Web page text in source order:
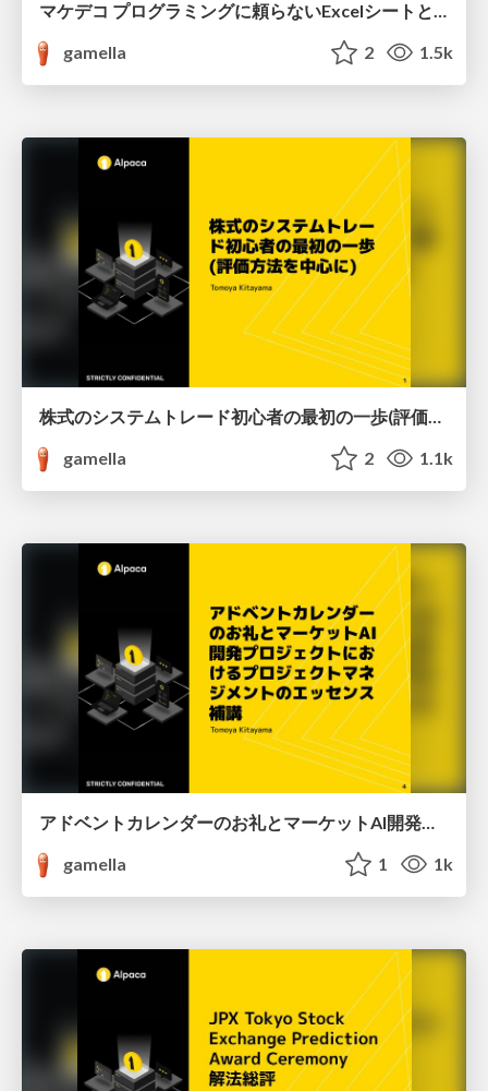
gamella
2 1.5k
株式のシステムトレード初心者の最初の一歩(評価方法を中心に)
gamella
2 1.1k
アドベントカレンダーのお礼とマーケットAI開発プロジェクトにおけるプロジェクトマネジメントのエッセンス 補講
gamella
1 1k